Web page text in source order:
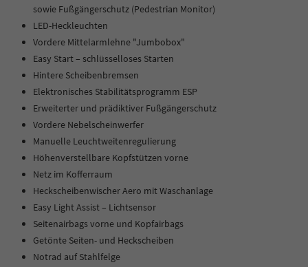
sowie Fußgängerschutz (Pedestrian Monitor)
LED-Heckleuchten
Vordere Mittelarmlehne "Jumbobox"
Easy Start – schlüsselloses Starten
Hintere Scheibenbremsen
Elektronisches Stabilitätsprogramm ESP
Erweiterter und prädiktiver Fußgängerschutz
Vordere Nebelscheinwerfer
Manuelle Leuchtweitenregulierung
Höhenverstellbare Kopfstützen vorne
Netz im Kofferraum
Heckscheibenwischer Aero mit Waschanlage
Easy Light Assist – Lichtsensor
Seitenairbags vorne und Kopfairbags
Getönte Seiten- und Heckscheiben
Notrad auf Stahlfelge